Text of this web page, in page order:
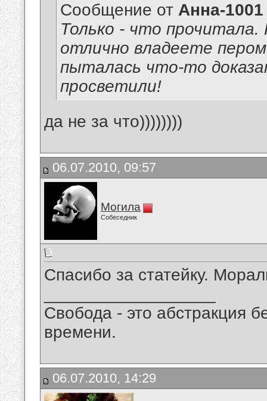
Сообщение от Анна-1001
Только - что
отлично владеете
пыталась что-то
просветили!
да не за что))))))))
06.07.2010, 09:57
Могила
Собеседник
Спасибо за статейку.
Свобода - это абстракция
времени.
06.07.2010, 14:29